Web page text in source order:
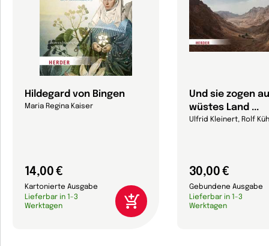
Hildegard von Bingen
Maria Regina Kaiser
14,00 €
Kartonierte Ausgabe
Lieferbar in 1-3
Werktagen
Und sie zogen
wüstes Land ...
Ulfrid Kleinert, Rolf
30,00 €
Gebundene Ausgabe
Lieferbar in 1-3
Werktagen